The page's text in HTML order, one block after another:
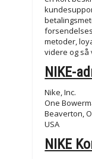
metoder,
videre og så
NIKE-
Nike, Inc.
One
Beaverton,
USA
NIKE